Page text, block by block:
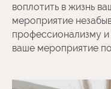
воплотить в жизнь
мероприятие
профессионализму
ваше мероприятие